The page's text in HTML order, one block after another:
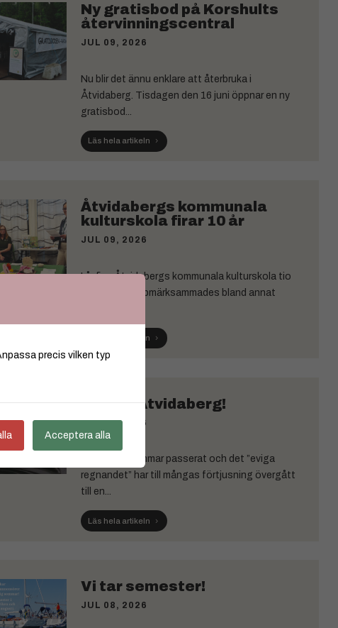
Ny gratisbod på Korshults
återvinningscentral
JUL 09, 2026
Nu blir det ännu enklare att återbruka i
Åtvidaberg. Tisdagen den 16 juni öppnar en ny
gratisbod...
Läs hela artikeln
Åtvidabergs kommunala
kulturskola firar 10 år
JUL 09, 2026
I år firar Åtvidabergs kommunala kulturskola tio
år. Jubileet uppmärksammades bland annat
Läs hela artikeln
Hejsan Åtvidaberg!
JUL 09, 2026
Nu har midsommar passerat och det ”eviga
regnandet” har till mångas förtjusning övergått
till en...
Läs hela artikeln
Vi tar semester!
JUL 08, 2026
precis vilken typ
Acceptera alla